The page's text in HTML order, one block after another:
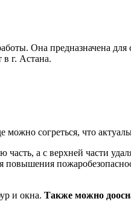
Она предназначена
г. Астана.
согреться, что
а с верхней части
и окна. Также можно